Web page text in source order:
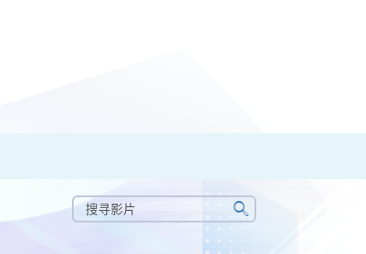
搜
寻
搜
寻